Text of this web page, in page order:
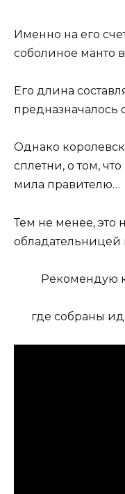
Именно на его
соболиное манто
Его длина
предназначалось
Однако
сплетни, о том,
мила правителю…
Тем не менее, это
обладательницей
Рекомендую
где собраны